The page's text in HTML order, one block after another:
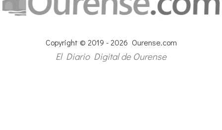
Copyright © 2019 - 2026 Ourense.com
El Diario Digital de Ourense